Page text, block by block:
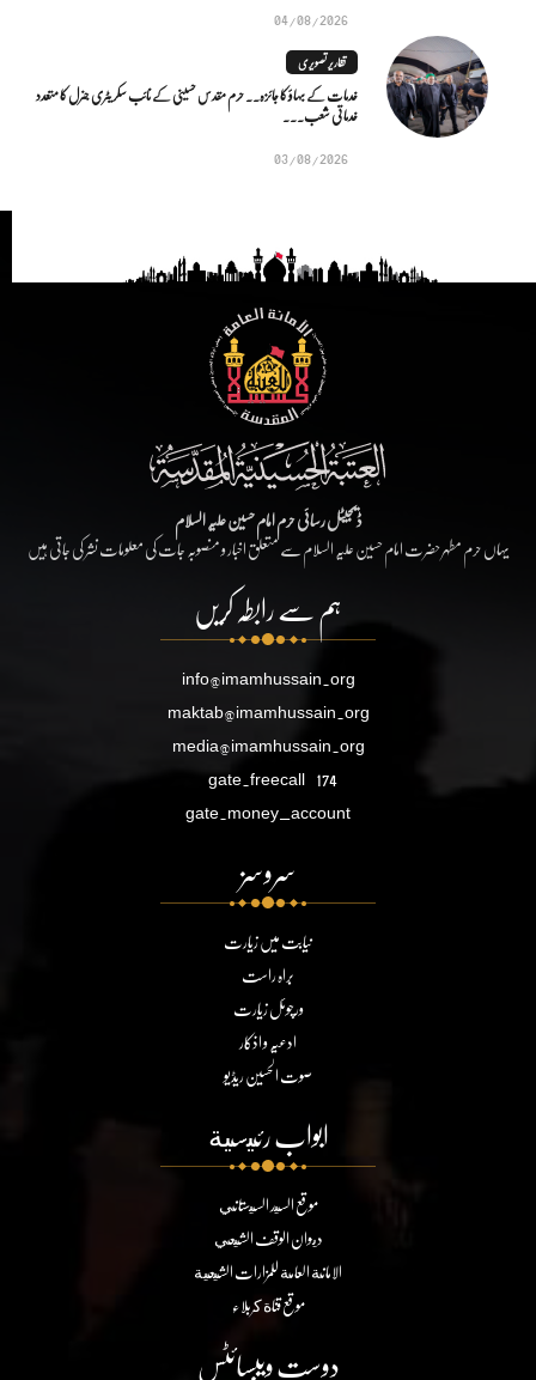
04/08/2026
تقاریر تصویری
خدمات کے بہاؤ کا جائزہ.. حرم مقدس حسینی کے نائب سکریٹری جنرل کا متعدد
خدماتی شعب...
03/08/2026
ڈیجیٹل رسائی حرم امام حسین علیہ السلام
یہاں حرم مطہر حضرت امام حسین علیہ السلام سے متعلق اخبار و منصوبہ جات کی معلومات نشر کی جاتی ہیں
ہم سے رابطہ کریں
info@imamhussain.org
maktab@imamhussain.org
media@imamhussain.org
gate.freecall 174
gate.money_account
سروسز
نیابت میں زیارت
براہ راست
ورچوئل زیارت
ادعیہ و اذکار
صوت الحسین ریڈیو
ابواب رئيسية
موقع السيد السيستاني
ديوان الوقف الشيعي
الامانة العامة للمزارات الشيعية
موقع قناة كربلاء
دوست ویبسائٹس